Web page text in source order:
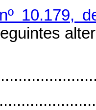
10.179,